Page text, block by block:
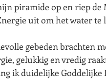
piramide op en riep de
uit om het water te
gebeden brachten
gelukkig en vredig
ik duidelijke Goddelijke